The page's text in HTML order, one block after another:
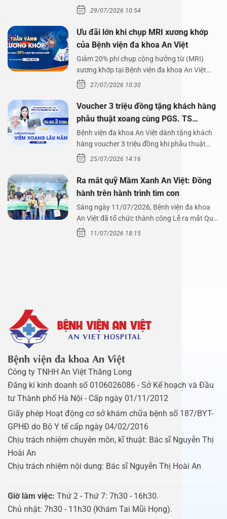
lên,…29/07/2026 10:54
Ưu đãi lớn khi chụp MRI xương khớp
của Bệnh viện đa khoa An Việt
Giảm 20% phí chụp cộng hưởng từ (MRI)
xương khớp tại Bệnh viện đa khoa An Việt
Bệnh viện đa…
27/07/2026 10:30
Voucher 3 triệu đồng tặng khách hàng
phẫu thuật xoang cùng PGS. TS
Nguyễn Thị Hoài An
Bệnh viện đa khoa An Việt dành tặng khách
hàng voucher 3 triệu đồng khi phẫu thuật
xoang cùng PGS.…
25/07/2026 14:16
Ra mắt quỹ Mầm Xanh An Việt: Đồng
hành trên hành trình tìm con
Sáng ngày 11/07/2026, Bệnh viện đa khoa
An Việt đã tổ chức thành công Lễ ra mắt Quỹ
Mầm Xanh…
11/07/2026 18:15
Bệnh viện đa khoa An Việt
Công ty TNHH An Việt Thăng Long
Đăng kí kinh doanh số 0106026086 - Sở Kế hoạch và Đầu
tư Thành phố Hà Nội - Cấp ngày 01/11/2012
Giấy phép Hoạt động cơ sở khám chữa bệnh số 187/BYT-
GPHĐ do Bộ Y tế cấp ngày 04/02/2016
Chịu trách nhiệm chuyên môn, kĩ thuật: Bác sĩ Nguyễn Thị
Hoài An
Chịu trách nhiệm nội dung: Bác sĩ Nguyễn Thị Hoài An
Giờ làm việc: Thứ 2 - Thứ 7: 7h30 - 16h30.
Chủ nhật: 7h30 - 11h30 (Khám Tai Mũi Họng).